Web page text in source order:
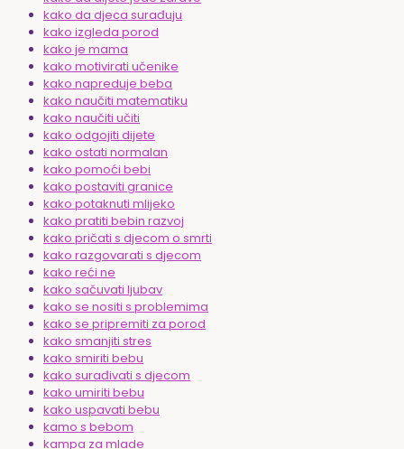
kako da djeca surađuju
kako izgleda porod
kako je mama
kako motivirati učenike
kako napreduje beba
kako naučiti matematiku
kako naučiti učiti
kako odgojiti dijete
kako ostati normalan
kako pomoći bebi
kako postaviti granice
kako potaknuti mlijeko
kako pratiti bebin razvoj
kako pričati s djecom o smrti
kako razgovarati s djecom
kako reći ne
kako sačuvati ljubav
kako se nositi s problemima
kako se pripremiti za porod
kako smanjiti stres
kako smiriti bebu
kako surađivati s djecom
kako umiriti bebu
kako uspavati bebu
kamo s bebom
kampa za mlade